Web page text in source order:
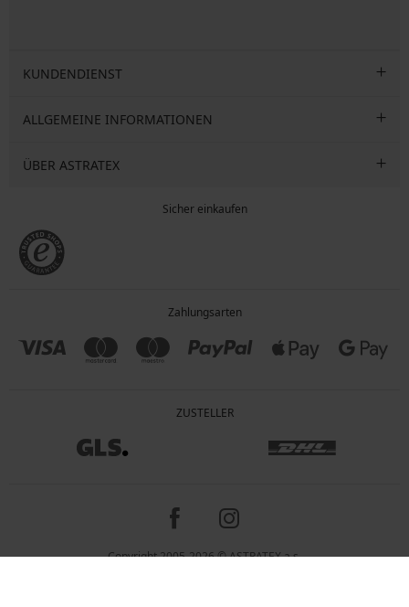
KUNDENDIENST
ALLGEMEINE INFORMATIONEN
ÜBER ASTRATEX
Sicher einkaufen
Zahlungsarten
ZUSTELLER
Copyright 2005-2026 © ASTRATEX a.s.